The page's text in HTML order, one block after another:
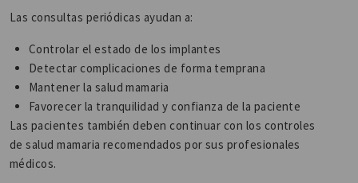
Las consultas periódicas ayudan a:
Controlar el estado de los implantes
Detectar complicaciones de forma temprana
Mantener la salud mamaria
Favorecer la tranquilidad y confianza de la paciente
Las pacientes también deben continuar con los controles
de salud mamaria recomendados por sus profesionales
médicos.